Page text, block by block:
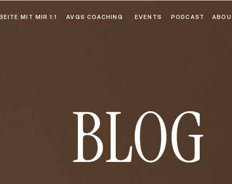
PODCAST
MIT MIR 1:1 EVENTS
AVGS COACHING
BLOG